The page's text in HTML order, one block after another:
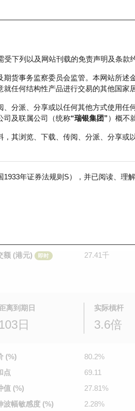
据及市场统计 瑞银轮证教室
受下列以及网站刊载的免责声明及条款
货事务监察委员会监管。本网站所述
任何结构性产品进行交易的其他国家
分派、分享或以任何其他方式使用
司及联属公司（统称“瑞银集团”）概不
其浏览、下载、传阅、分派、分享
年证券法规则S），并已阅读、理
额 (港元)
即时 27.41千
离到期日
103日
实际槓杆
3.6倍
(%)
80.2%
点
69.11
值 (%)
27.81%
波幅敏感度 (%)
2.28%